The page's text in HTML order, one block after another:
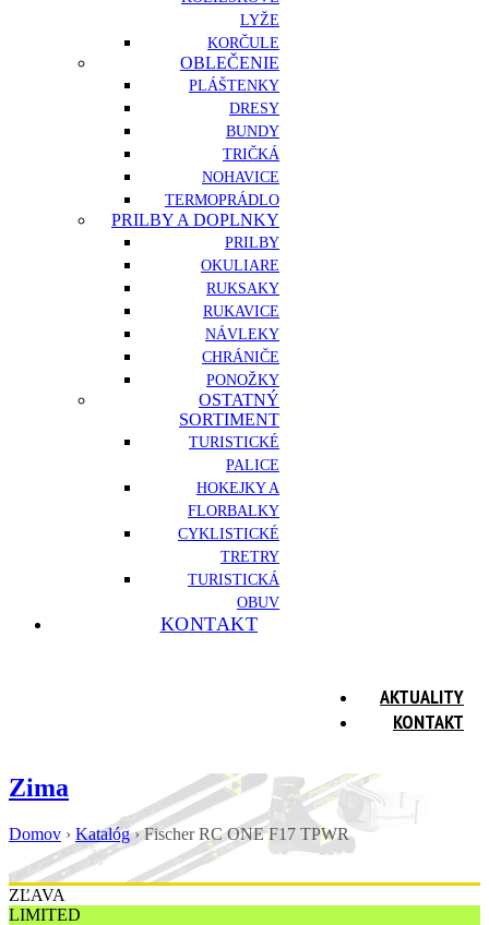
LYŽE
KORČULE
OBLEČENIE
PLÁŠTENKY
DRESY
BUNDY
TRIČKÁ
NOHAVICE
TERMOPRÁDLO
PRILBY A DOPLNKY
PRILBY
OKULIARE
RUKSAKY
RUKAVICE
NÁVLEKY
CHRÁNIČE
PONOŽKY
OSTATNÝ
SORTIMENT
TURISTICKÉ
PALICE
HOKEJKY A
FLORBALKY
CYKLISTICKÉ
TRETRY
TURISTICKÁ
OBUV
KONTAKT
AKTUALITY
KONTAKT
Zima
Domov › Katalóg›Fischer RC ONE F17 TPWR
ZĽAVA
LIMITED